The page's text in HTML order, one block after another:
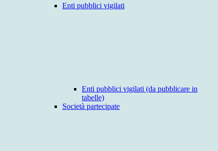
Enti pubblici vigilati
Enti pubblici vigilati (da pubblicare in
tabelle)
Società partecipate